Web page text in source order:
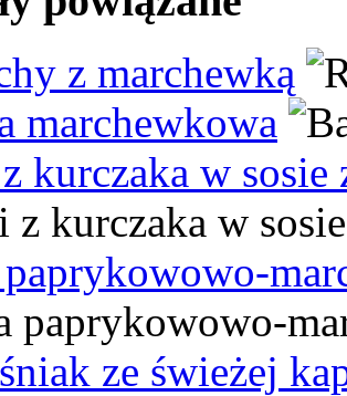
z marchewką
marchewkowa
kurczaka w sosie
ze świeżej